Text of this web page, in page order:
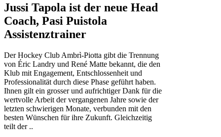
Jussi Tapola ist der neue Head
Coach, Pasi Puistola
Assistenztrainer
Der Hockey Club Ambrì-Piotta gibt die Trennung
von Éric Landry und René Matte bekannt, die den
Klub mit Engagement, Entschlossenheit und
Professionalität durch diese Phase geführt haben.
Ihnen gilt ein grosser und aufrichtiger Dank für die
wertvolle Arbeit der vergangenen Jahre sowie der
letzten schwierigen Monate, verbunden mit den
besten Wünschen für ihre Zukunft. Gleichzeitig
teilt der ..